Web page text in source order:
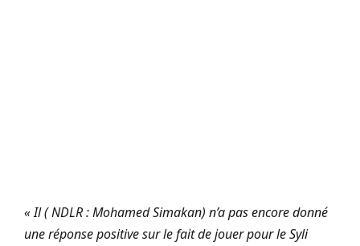
« Il ( NDLR : Mohamed Simakan) n’a pas encore donné
une réponse positive sur le fait de jouer pour le Syli